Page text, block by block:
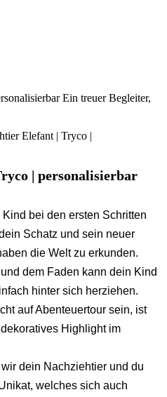
Ein treuer Begleiter,
Elefant | Tryco |
| personalisierbar
bei den ersten Schritten
Schatz und sein neuer
die Welt zu erkunden.
dem Faden kann dein Kind
hinter sich herziehen.
auf Abenteuertour sein, ist
Highlight im
dein Nachziehtier und du
welches sich auch